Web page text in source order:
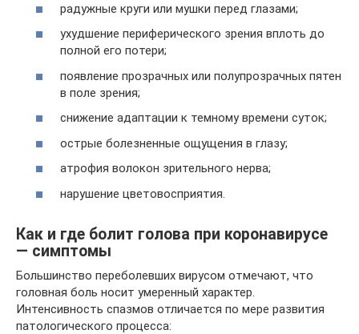
радужные круги или мушки перед глазами;
ухудшение периферического зрения вплоть до
полной его потери;
появление прозрачных или полупрозрачных пятен
в поле зрения;
снижение адаптации к темному времени суток;
острые болезненные ощущения в глазу;
атрофия волокон зрительного нерва;
нарушение цветовосприятия.
Как и где болит голова при коронавирусе
— симптомы
Большинство переболевших вирусом отмечают, что
головная боль носит умеренный характер.
Интенсивность спазмов отличается по мере развития
патологического процесса: